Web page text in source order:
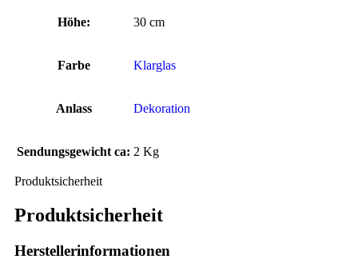
Höhe: 30 cm
Farbe Klarglas
Anlass Dekoration
Sendungsgewicht ca: 2 Kg
Produktsicherheit
Produktsicherheit
Herstellerinformationen